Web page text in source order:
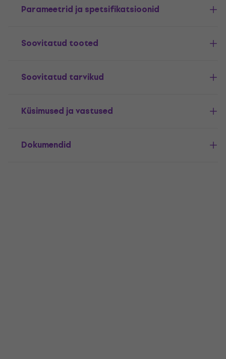
Parameetrid ja spetsifikatsioonid
Soovitatud tooted
Soovitatud tarvikud
Küsimused ja vastused
Dokumendid